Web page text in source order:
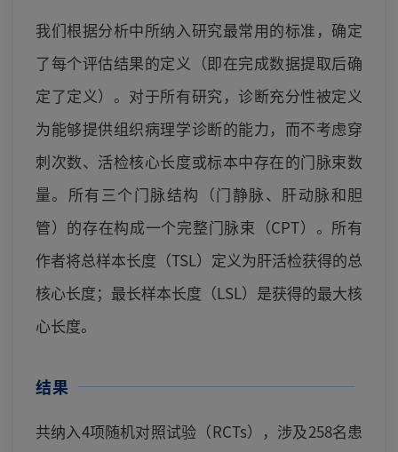
我们根据分析中所纳入研究最常用的标准，确定
了每个评估结果的定义（即在完成数据提取后确
定了定义）。对于所有研究，诊断充分性被定义
为能够提供组织病理学诊断的能力，而不考虑穿
刺次数、活检核心长度或标本中存在的门脉束数
量。所有三个门脉结构（门静脉、肝动脉和胆
管）的存在构成一个完整门脉束（CPT）。所有
作者将总样本长度（TSL）定义为肝活检获得的总
核心长度；最长样本长度（LSL）是获得的最大核
心长度。
结果
共纳入4项随机对照试验（RCTs），涉及258名患